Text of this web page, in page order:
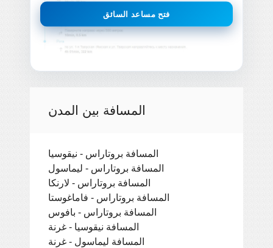
فتح مساعد السائق
المسافة بين المدن
المسافة بروتاراس - نيقوسيا
المسافة بروتاراس - ليماسول
المسافة بروتاراس - لارنكا
المسافة بروتاراس - فاماغوستا
المسافة بروتاراس - بافوس
المسافة نيقوسيا - غرنة
المسافة ليماسول - غرنة